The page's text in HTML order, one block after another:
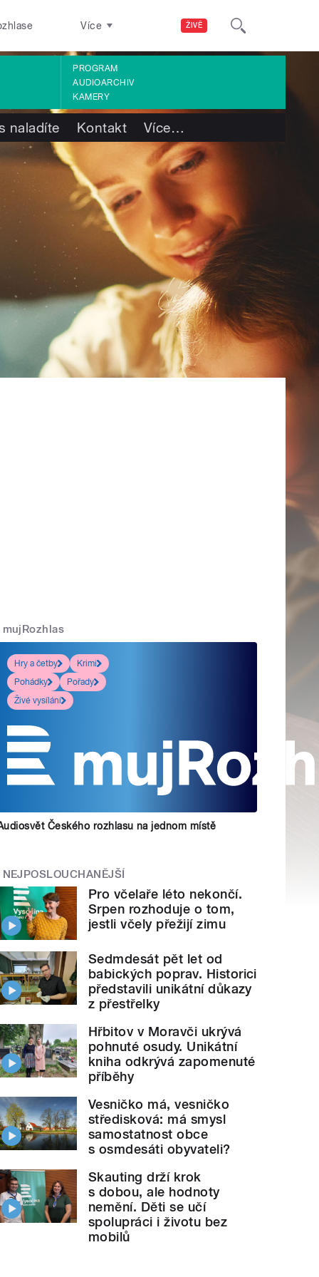
ŽIVĚ
Více
PROGRAM
AUDIOARCHIV
KAMERY
naladíte Kontakt Více…
mujRozhlas
Hry a četby
Krimi
Pohádky
Pořady
Živé vysílání
Českého rozhlasu na jednom místě
NEJPOSLOUCHANĚJŠÍ
Pro včelaře léto nekončí.
Srpen rozhoduje o tom,
jestli včely přežijí zimu
Sedmdesát pět let od
babických poprav. Historici
představili unikátní důkazy
z přestřelky
Hřbitov v Moravči ukrývá
pohnuté osudy. Unikátní
kniha odkrývá zapomenuté
příběhy
Vesničko má, vesničko
středisková: má smysl
samostatnost obce
s osmdesáti obyvateli?
Skauting drží krok
s dobou, ale hodnoty
nemění. Děti se učí
spolupráci i životu bez
mobilů